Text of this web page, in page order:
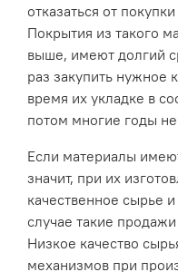
отказаться от
Покрытия из такого
выше, имеют долгий
раз закупить нужное
время их укладке в
потом многие годы
Если материалы
значит, при их
качественное сырье
случае такие
Низкое качество
механизмов при